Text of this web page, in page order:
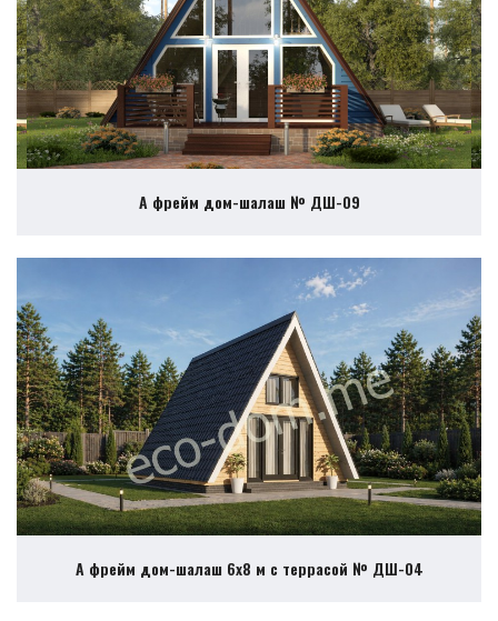
А фрейм дом-шалаш № ДШ-09
А фрейм дом-шалаш 6х8 м с террасой № ДШ-04